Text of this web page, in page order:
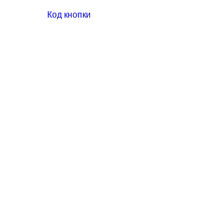
Код кнопки